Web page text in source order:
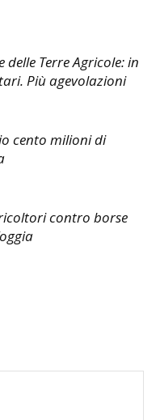
Terre Agricole: in
Più agevolazioni
cento milioni di
contro borse